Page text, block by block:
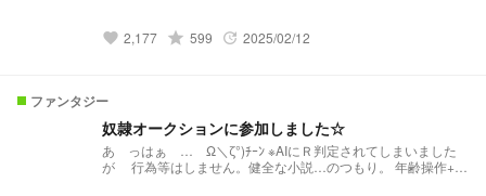
『……何処で何を間違えた…』 学校警備の教師は自分のSDが
favorite 2,177 grade 599 update 2025/02/12
ファンタジー
奴隷オークションに参加しました☆
あ゙っはぁ゙… Ω＼ζ°)ﾁｰﾝ ※AIにＲ判定されてしまいました
が 行為等はしません。健全な小説…のつもり。 年齢操作+口